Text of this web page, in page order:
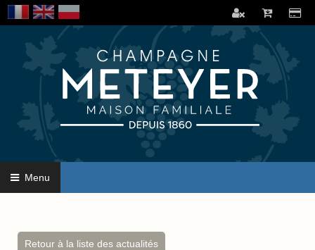
Menu
Retour à la liste des actualités